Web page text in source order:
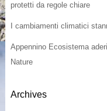
protetti da regole chiare
I cambiamenti climatici
Appennino Ecosistema
Nature
Archives